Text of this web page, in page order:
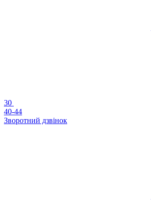
30
40-44
Зворотний дзвінок